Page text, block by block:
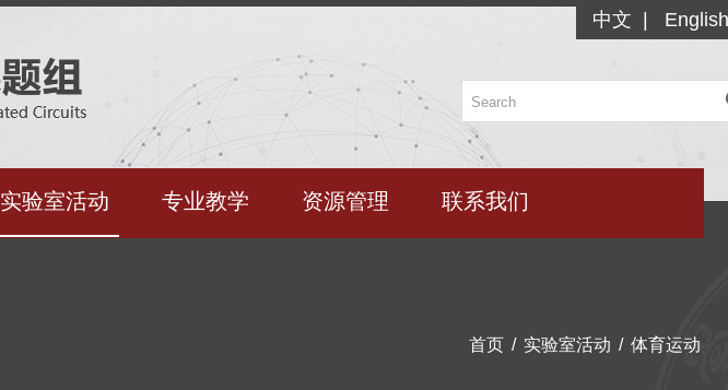
中文 English
实验室活动 专业教学 资源管理 联系我们
首页 / 实验室活动 / 体育运动